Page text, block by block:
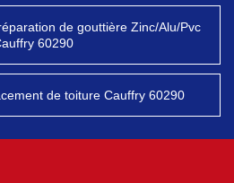
de gouttière Zinc/Alu/Pvc
60290
de toiture Cauffry 60290